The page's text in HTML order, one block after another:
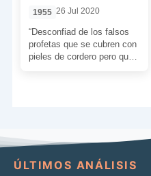
1955 26 Jul 2020
“Desconfiad de los falsos
profetas que se cubren con
pieles de cordero pero que
ÚLTIMOS ANÁLISIS